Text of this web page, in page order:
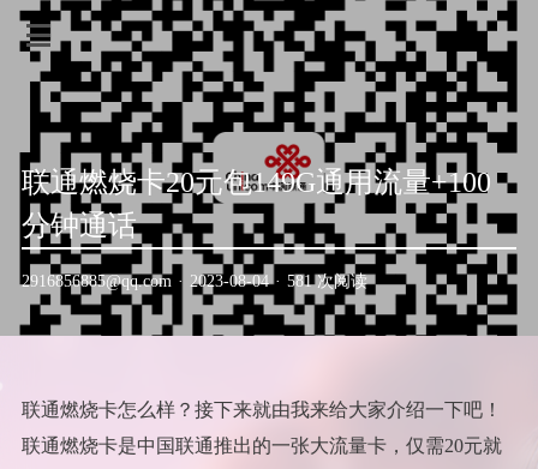
联通燃烧卡20元包149G通用流量+100
分钟通话
2916856885@qq.com · 2023-08-04 · 581 次阅读
联通燃烧卡怎么样？接下来就由我来给大家介绍一下吧！
联通燃烧卡是中国联通推出的一张大流量卡，仅需20元就